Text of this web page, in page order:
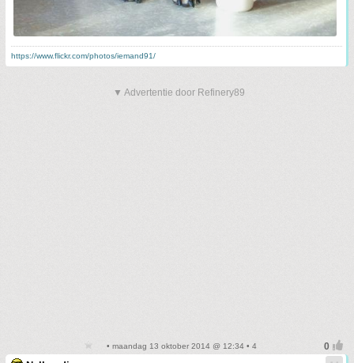
https://www.flickr.com/photos/iemand91/
▼ Advertentie door Refinery89
• maandag 13 oktober 2014 @ 12:34 • 4